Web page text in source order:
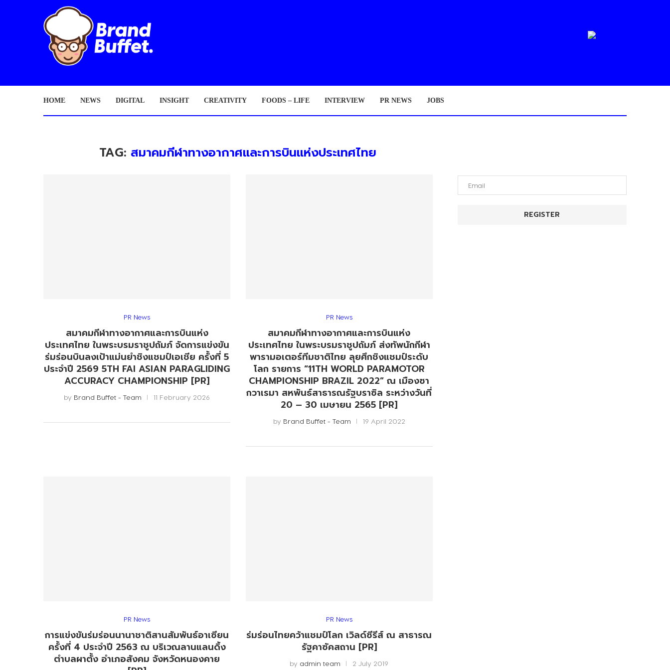
HOME NEWS DIGITAL INSIGHT CREATIVITY FOODS – LIFE INTERVIEW PR NEWS JOBS
TAG: สมาคมกีฬาทางอากาศและการบินแห่งประเทศไทย
PR News
สมาคมกีฬาทางอากาศและการบินแห่ง
ประเทศไทย ในพระบรมราชูปถัมภ์ จัดการแข่งขัน
ร่มร่อนบินลงเป้าแม่นยำชิงแชมป์เอเชีย ครั้งที่ 5
ประจำปี 2569 5TH FAI ASIAN PARAGLIDING
ACCURACY CHAMPIONSHIP [PR]
by Brand Buffet - Team 11 February 2026
PR News
สมาคมกีฬาทางอากาศและการบินแห่ง
ประเทศไทย ในพระบรมราชูปถัมภ์ ส่งทัพนักกีฬา
พารามอเตอร์ทีมชาติไทย ลุยศึกชิงแชมป์ระดับ
โลก รายการ “11TH WORLD PARAMOTOR
CHAMPIONSHIP BRAZIL 2022” ณ เมืองซา
กวาเรมา สหพันธ์สาธารณรัฐบราซิล ระหว่างวันที่
20 – 30 เมษายน 2565 [PR]
by Brand Buffet - Team 19 April 2022
PR News
การแข่งขันร่มร่อนนานาชาติสานสัมพันธ์อาเซียน
ครั้งที่ 4 ประจำปี 2563 ณ บริเวณลานแลนดิ้ง
ตำบลผาตั้ง อำเภอสังคม จังหวัดหนองคาย
PR News
ร่มร่อนไทยคว้าแชมป์โลก เวิลด์ซีรีส์ ณ สาธารณ
รัฐคาซัคสถาน [PR]
by admin team 2 July 2019